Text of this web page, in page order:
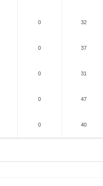
0
32
0
37
0
31
0
47
0
40